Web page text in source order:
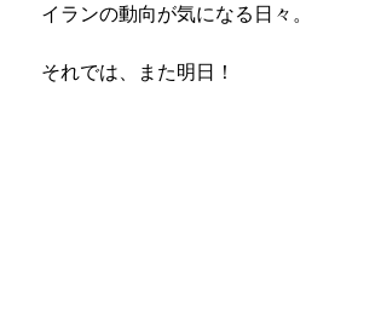
イランの動向が気になる日々。
それでは、また明日！